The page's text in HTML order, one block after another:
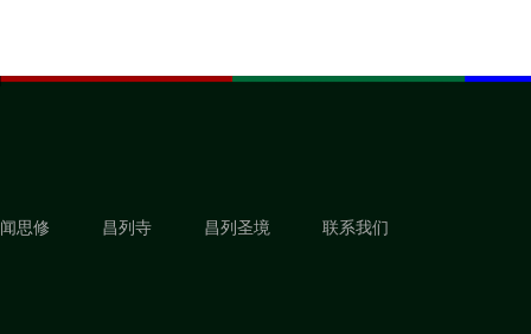
闻思修 昌列寺 昌列圣境 联系我们